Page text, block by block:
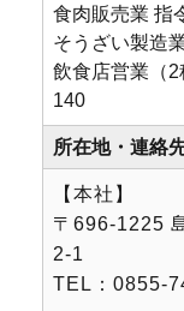
食肉販売業 指
そうざい製造
飲食店営業（
140
所在地・連絡
【本社】
〒696-1225
2-1
TEL：0855-